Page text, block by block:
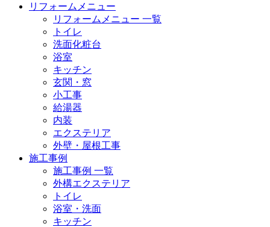
リフォームメニュー
リフォームメニュー 一覧
トイレ
洗面化粧台
浴室
キッチン
玄関・窓
小工事
給湯器
内装
エクステリア
外壁・屋根工事
施工事例
施工事例 一覧
外構エクステリア
トイレ
浴室・洗面
キッチン